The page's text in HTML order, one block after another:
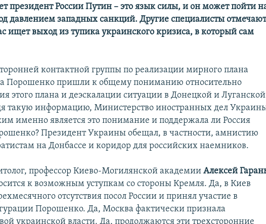
президент России Путин – это язык силы, и он может пойти
давлением западных санкций. Другие специалисты
ищет выход из тупика украинского кризиса, в который сам
контактной группы по реализации мирного плана
Порошенко пришли к общему пониманию относительно
этого плана и деэскалации ситуации в Донецкой и Луганской
такую информацию, Министерство иностранных дел
именно является это понимание и поддержала ли Россия
Президент Украины обещал, в частности, амнистию
на Донбассе и коридор для российских наемников.
профессор Киево-Могилянской академииАлексей
к возможным уступкам со стороны Кремля. Да, в Киев
отсутствия посол России и принял участие в
Порошенко. Да, Москва фактически признала
украинской власти. Да, продолжаются эти трехсторонние